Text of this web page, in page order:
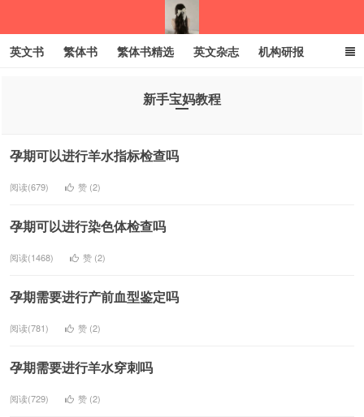
英文书 繁体书 繁体书精选 英文杂志 机构研报
新手宝妈教程
孕期可以进行羊水指标检查吗
阅读(679) 赞 (2)
孕期可以进行染色体检查吗
阅读(1468) 赞 (2)
孕期需要进行产前血型鉴定吗
阅读(781) 赞 (2)
孕期需要进行羊水穿刺吗
阅读(729) 赞 (2)